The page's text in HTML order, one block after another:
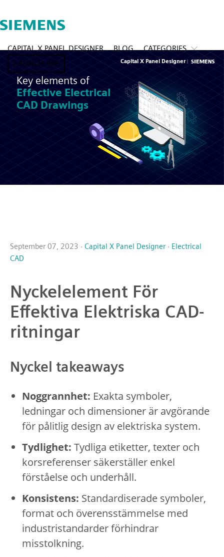
CAPITAL X PANEL DESIGNER BLOG
CATEGORIES
LAUNCH APP
September 07, 2023 · Capital X Panel Designer · Electrical
CAD
Nyckelelement För
Effektiva Elektriska CAD-
ritningar
Nyckel takeaways
Noggrannhet: Exakta symboler,
ledningar och dimensioner är avgörande
för pålitlig design av elektriska system.
Tydlighet: Tydliga etiketter, texter och
korsreferenser säkerställer enkel
förståelse och underhåll.
Konsistens: Standardiserade symboler,
format och överensstämmelse med
industristandarder förhindrar
misstolkning.